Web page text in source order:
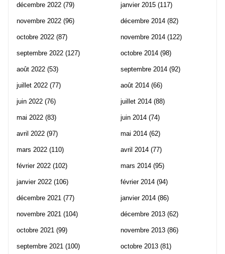
décembre 2022 (79)
novembre 2022 (96)
octobre 2022 (87)
septembre 2022 (127)
août 2022 (53)
juillet 2022 (77)
juin 2022 (76)
mai 2022 (83)
avril 2022 (97)
mars 2022 (110)
février 2022 (102)
janvier 2022 (106)
décembre 2021 (77)
novembre 2021 (104)
octobre 2021 (99)
septembre 2021 (100)
janvier 2015 (117)
décembre 2014 (82)
novembre 2014 (122)
octobre 2014 (98)
septembre 2014 (92)
août 2014 (66)
juillet 2014 (88)
juin 2014 (74)
mai 2014 (62)
avril 2014 (77)
mars 2014 (95)
février 2014 (94)
janvier 2014 (86)
décembre 2013 (62)
novembre 2013 (86)
octobre 2013 (81)